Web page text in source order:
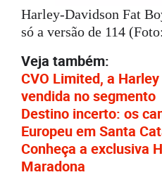
Harley-Davidson Fat
só a versão de 114
Veja também:
CVO Limited, a
vendida no segmento
Destino incerto: os
Europeu em Santa
Conheça a exclusiva
Maradona